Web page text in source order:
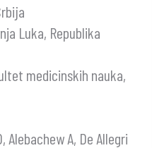
Luka, Republika
medicinskih nauka,
Alebachew A, De Allegri